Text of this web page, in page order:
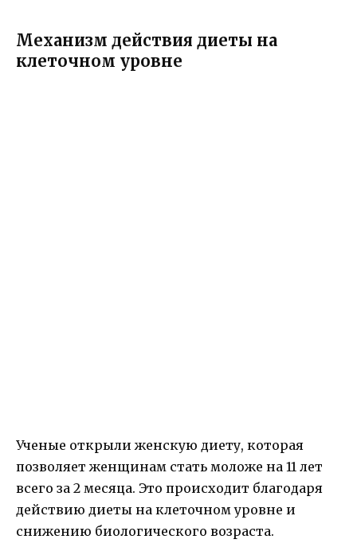
Механизм действия диеты на
клеточном уровне
Ученые открыли женскую диету, которая
позволяет женщинам стать моложе на 11 лет
всего за 2 месяца. Это происходит благодаря
действию диеты на клеточном уровне и
снижению биологического возраста.